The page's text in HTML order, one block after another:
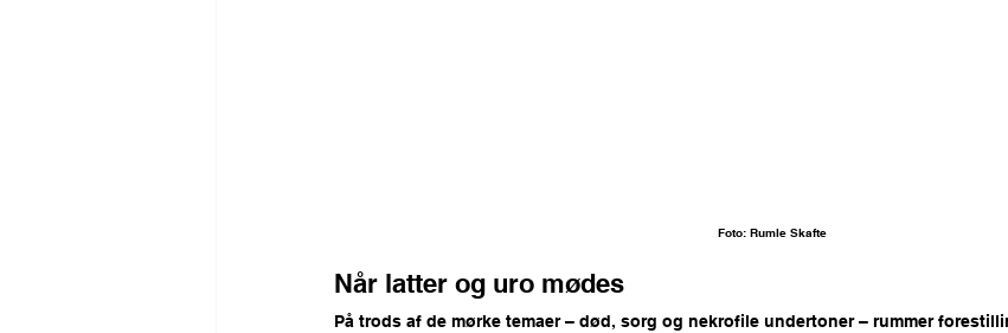
Foto: Rumle Skafte
Når latter og uro mødes
På trods af de mørke temaer – død, sorg og nekrofile undertoner – rummer